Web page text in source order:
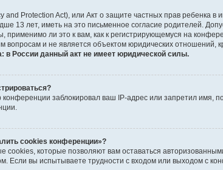
and Protection Act), или Акт о защите частных прав ребенка
13 лет, иметь на это письменное согласие родителей.
применимо ли это к вам, как к регистрирующемуся на
вопросам и не является объектом юридических отношений,
в России данный акт не имеет юридической силы.
заблокировал ваш IP-адрес или запретил имя,
cookies конференции»?
cookies, которые позволяют вам оставаться
Если вы испытываете трудности с входом или выходом с